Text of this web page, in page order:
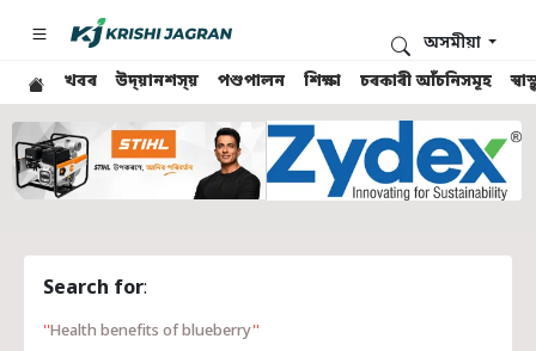
খবৰ উদ্য়ানশস্য় পশুপালন শিক্ষা চৰকাৰী আঁচনিসমূহ
অসমীয়া
Search for:
Health benefits of blueberry